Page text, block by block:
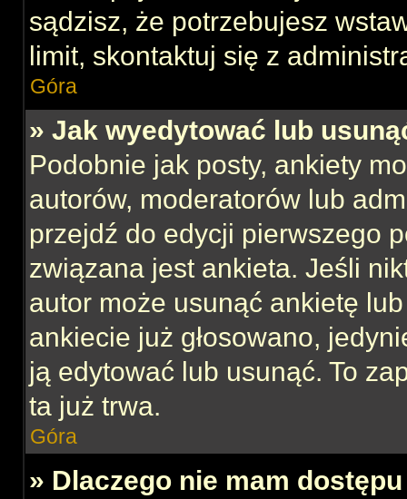
sądzisz, że potrzebujesz
limit, skontaktuj się z
Góra
» Jak wyedytować lub
Podobnie jak posty, ankiety
autorów, moderatorów lub
przejdź do edycji pierwszego
związana jest ankieta. Jeśli
autor może usunąć ankietę
ankiecie już głosowano,
ją edytować lub usunąć. To
ta już trwa.
Góra
» Dlaczego nie mam dostępu